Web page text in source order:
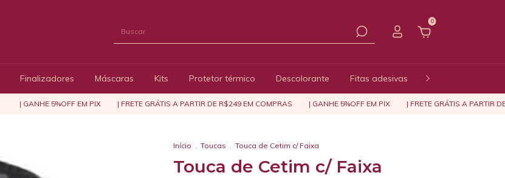
0
Finalizadores Máscaras Kits Protetor térmico Descolorante Fitas adesivas Toucas
| GANHE 5%OFF EM PIX | FRETE GRÁTIS A PARTIR DE R$249 EM COMPRAS | GANHE 5%OFF EM PIX | FRETE GRÁTIS A PARTIR DE
Início . Toucas . Touca de Cetim c/ Faixa
Touca de Cetim c/ Faixa